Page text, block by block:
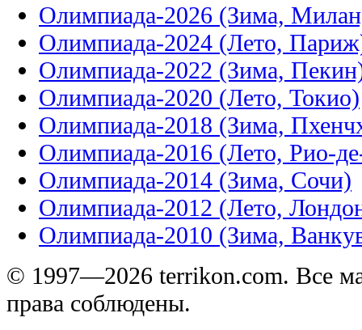
Олимпиада-2026 (Зима,
Олимпиада-2024 (Лето,
Олимпиада-2022 (Зима,
Олимпиада-2020 (Лето, Токио)
Олимпиада-2018 (Зима,
Олимпиада-2016 (Лето, Рио-
Олимпиада-2014 (Зима, Сочи)
Олимпиада-2012 (Лето,
Олимпиада-2010 (Зима,
© 1997—2026 terrikon.com. Все
права соблюдены.